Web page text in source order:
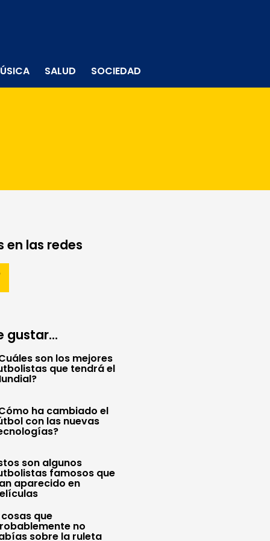
SALUD SOCIEDAD
en las redes
gustar...
son los mejores
que tendrá el
ha cambiado el
con las nuevas
son algunos
famosos que
aparecido en
que
no
sobre la ruleta